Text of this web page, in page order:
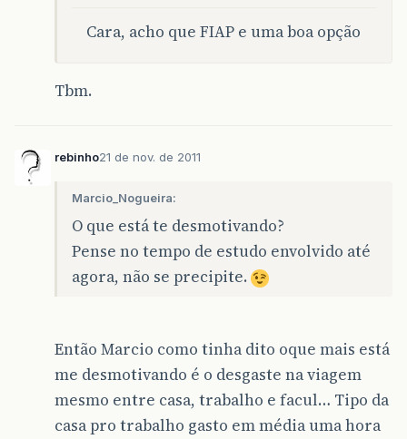
Cara, acho que FIAP e uma boa opção
Tbm.
rebinho21 de nov. de 2011
Marcio_Nogueira:
O que está te desmotivando?
Pense no tempo de estudo envolvido até
agora, não se precipite.
Então Marcio como tinha dito oque mais está
me desmotivando é o desgaste na viagem
mesmo entre casa, trabalho e facul… Tipo da
casa pro trabalho gasto em média uma hora